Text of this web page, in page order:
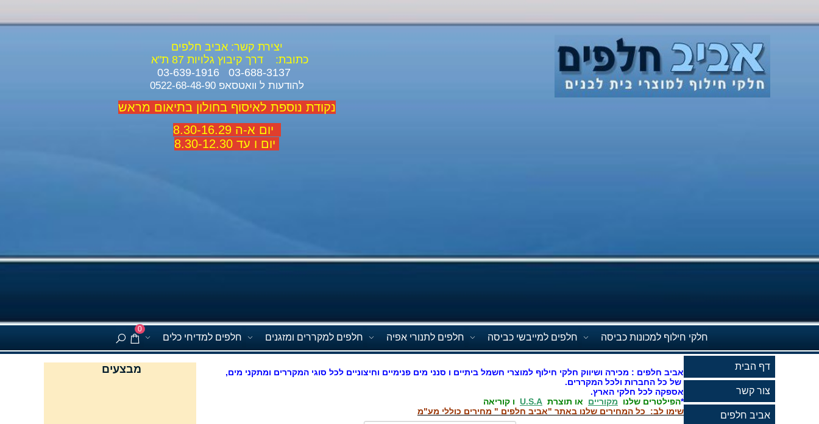
יצירת קשר: אביב חלפים
כתובת:
דרך קיבוץ גלויות 87 ת"א
להודעות ל וואטסאפ 0522-68-48-90
נקודת נוספת לאיסוף בחולון בתיאום מראש
יום א-ה 8.30-16.29
יום ו עד 8.30-12.30
0
חלקי חילוף למכונות כביסה חלפים למייבשי כביסה חלפים לתנורי אפיה חלפים למקררים ומזגנים חלפים למדיחי כלים
דף הבית
צור קשר
אביב חלפים
אביב חלפים : מכירה ושיווק חלקי חילוף למוצרי חשמל ביתיים ו סנני מים פנימיים וחיצוניים לכל סוגי המקררים ומתקני מים,
של כל החברות ולכל המקררים.
אספקה לכל חלקי הארץ.
*הפילטרים שלנו מקוריים או תוצרת U.S.A ו קוריאה
שימו לב: כל המחירים שלנו באתר "אביב חלפים " מחירים כוללי מע"מ
מבצעים